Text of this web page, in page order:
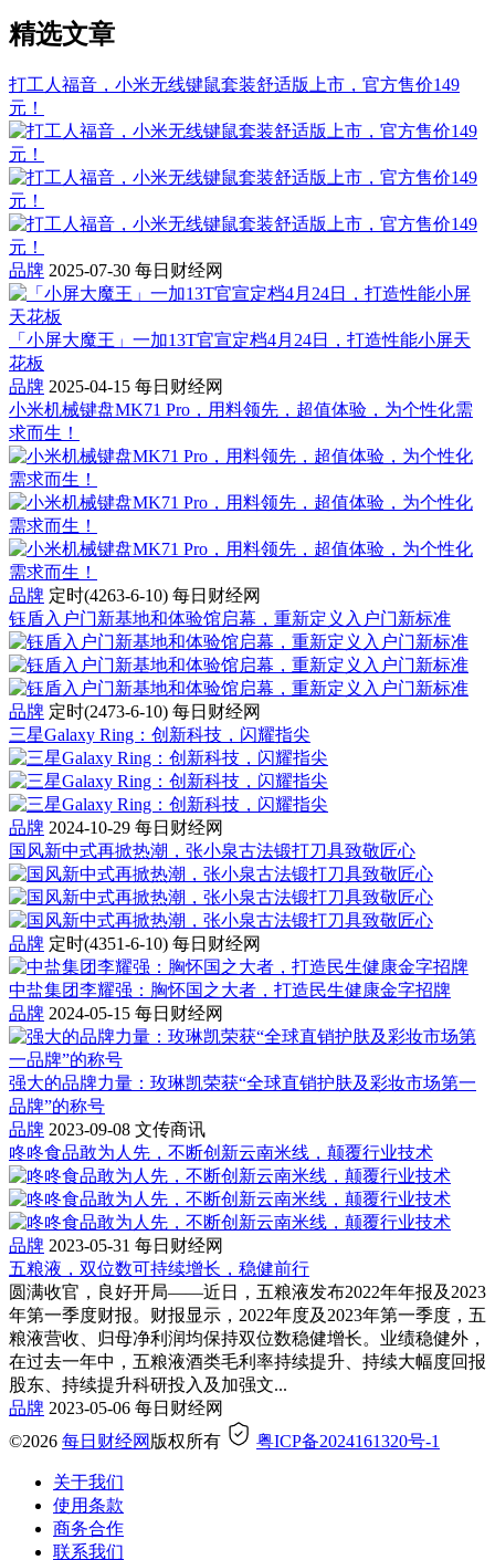
精选文章
打工人福音，小米无线键鼠套装舒适版上市，官方售价149
元！
品牌 2025-07-30 每日财经网
「小屏大魔王」一加13T官宣定档4月24日，打造性能小屏天
花板
品牌 2025-04-15 每日财经网
小米机械键盘MK71 Pro，用料领先，超值体验，为个性化需
求而生！
品牌 定时(4263-6-10) 每日财经网
钰盾入户门新基地和体验馆启幕，重新定义入户门新标准
品牌 定时(2473-6-10) 每日财经网
三星Galaxy Ring：创新科技，闪耀指尖
品牌 2024-10-29 每日财经网
国风新中式再掀热潮，张小泉古法锻打刀具致敬匠心
品牌 定时(4351-6-10) 每日财经网
中盐集团李耀强：胸怀国之大者，打造民生健康金字招牌
品牌 2024-05-15 每日财经网
强大的品牌力量：玫琳凯荣获“全球直销护肤及彩妆市场第一
品牌”的称号
品牌 2023-09-08 文传商讯
咚咚食品敢为人先，不断创新云南米线，颠覆行业技术
品牌 2023-05-31 每日财经网
五粮液，双位数可持续增长，稳健前行
圆满收官，良好开局——近日，五粮液发布2022年年报及2023
年第一季度财报。财报显示，2022年度及2023年第一季度，五
粮液营收、归母净利润均保持双位数稳健增长。业绩稳健外，
在过去一年中，五粮液酒类毛利率持续提升、持续大幅度回报
股东、持续提升科研投入及加强文...
品牌 2023-05-06 每日财经网
©2026 每日财经网 版权所有 粤ICP备2024161320号-1
关于我们
使用条款
商务合作
联系我们